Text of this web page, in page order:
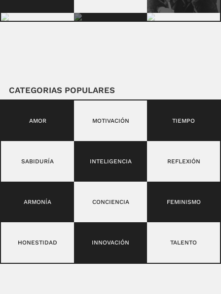
CATEGORIAS POPULARES
AMOR MOTIVACIÓN TIEMPO
SABIDURÍA INTELIGENCIA REFLEXIÓN
ARMONÍA CONCIENCIA FEMINISMO
HONESTIDAD INNOVACIÓN TALENTO